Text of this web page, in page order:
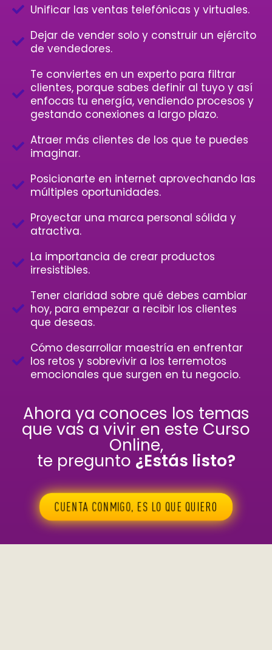
Unificar las ventas telefónicas y virtuales.
Dejar de vender solo y construir un ejército
de vendedores.
Te conviertes en un experto para filtrar
clientes, porque sabes definir al tuyo y así
enfocas tu energía, vendiendo procesos y
gestando conexiones a largo plazo.
Atraer más clientes de los que te puedes
imaginar.
Posicionarte en internet aprovechando las
múltiples oportunidades.
Proyectar una marca personal sólida y
atractiva.
La importancia de crear productos
irresistibles.
Tener claridad sobre qué debes cambiar
hoy, para empezar a recibir los clientes
que deseas.
Cómo desarrollar maestría en enfrentar
los retos y sobrevivir a los terremotos
emocionales que surgen en tu negocio.
Ahora ya conoces los temas
que vas a vivir en este Curso
Online,
te pregunto ¿Estás listo?
CUENTA CONMIGO, ES LO QUE QUIERO